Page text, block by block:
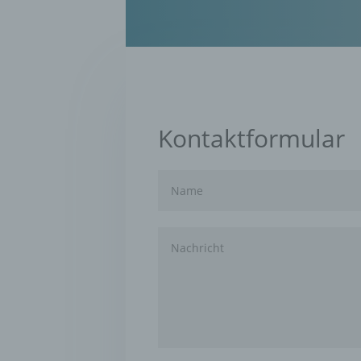
Kontaktformular
d)